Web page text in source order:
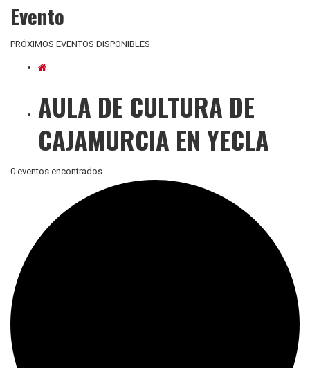
Evento
PRÓXIMOS EVENTOS DISPONIBLES
AULA DE CULTURA DE
CAJAMURCIA EN YECLA
0 eventos encontrados.